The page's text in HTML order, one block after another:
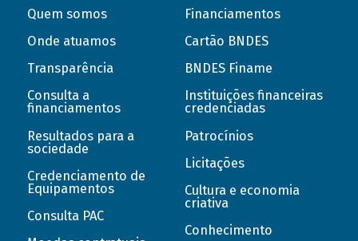
Quem somos
Onde atuamos
Transparência
Consulta a
financiamentos
Resultados para a
sociedade
Credenciamento de
Equipamentos
Consulta PAC
Financiamentos
Cartão BNDES
BNDES Finame
Instituições financeiras
credenciadas
Patrocínios
Licitações
Cultura e economia
criativa
Conhecimento